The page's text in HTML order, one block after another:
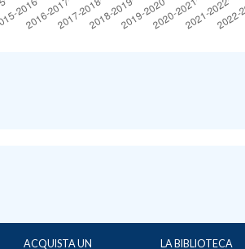
ACQUISTA UN
LA BIBLIOTECA